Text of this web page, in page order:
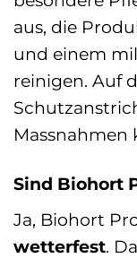
aus, die
und einem
reinigen. Auf
Massnahmen
Sind Biohort
Ja, Biohort
wetterfest.